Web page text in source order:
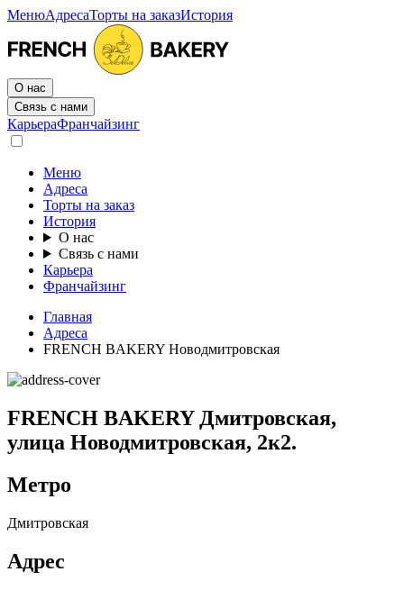
МенюАдресаТорты на заказИстория
О нас
Связь с нами
КарьераФранчайзинг
Меню
Адреса
Торты на заказ
История
О нас
Связь с нами
Карьера
Франчайзинг
Главная
Адреса
FRENCH BAKERY Новодмитровская
FRENCH BAKERY Дмитровская,
улица Новодмитровская, 2к2.
Метро
Дмитровская
Адрес